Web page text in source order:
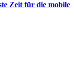
Zeit für die mobile